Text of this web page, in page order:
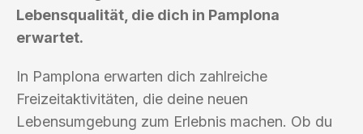
Lebensqualität, die dich in Pamplona
erwartet.
In Pamplona erwarten dich zahlreiche
Freizeitaktivitäten, die deine neuen
Lebensumgebung zum Erlebnis machen. Ob du